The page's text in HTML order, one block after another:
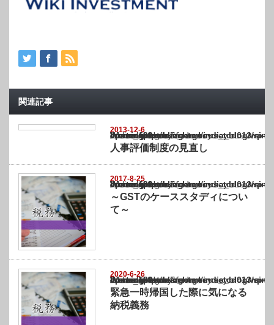
関連記事
2013-12-6
Warning
: Undefined array key "show_category" in
/home/netst/kuno-cpa.co.jp/public_html/india_blog/wp-content/themes/
on line183
人事評価制度の見直し
2017-8-25
Warning
: Undefined array key "show_category" in
/home/netst/kuno-cpa.co.jp/public_html/india_blog/wp-content/themes/
on line183
～GSTのケーススタディについ
て～
2020-6-26
Warning
: Undefined array key "show_category" in
/home/netst/kuno-cpa.co.jp/public_html/india_blog/wp-content/themes/
on line183
緊急一時帰国した際に気になる
納税義務